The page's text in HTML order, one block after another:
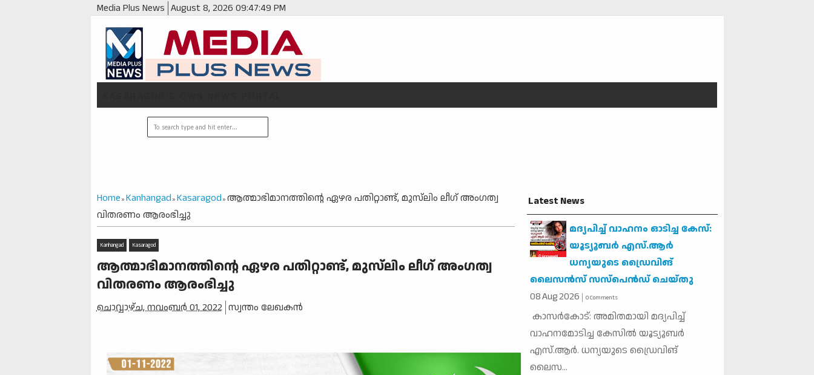
Media Plus News August 8, 2026 09:47:50 PM
Home » Kanhangad » Kasaragod » ആത്മാഭിമാനത്തിന്റെ ഏഴര പതിറ്റാണ്ട്, മുസ്‌ലിം ലീഗ് അംഗത്വ
വിതരണം ആരംഭിച്ചു
Kanhangad Kasaragod
ആത്മാഭിമാനത്തിന്റെ ഏഴര പതിറ്റാണ്ട്, മുസ്‌ലിം ലീഗ് അംഗത്വ
വിതരണം ആരംഭിച്ചു
ചൊവ്വാഴ്ച, നവംബർ 01, 2022 സ്വന്തം ലേഖകന്‍
Latest News
മദ്യപിച്ച് വാഹനം ഓടിച്ച കേസ്:
യൂട്യൂബര്‍ എസ്.ആര്‍
ധന്യയുടെ ഡ്രൈവിങ്
ലൈസന്‍സ് സസ്‌പെന്‍ഡ് ചെയ്തു
08Aug2026 0 Comments
കാസര്‍കോട്: അമിതമായി മദ്യപിച്ച്
വാഹനമോടിച്ച കേസില്‍ യൂട്യൂബര്‍
എസ്.ആര്‍. ധന്യയുടെ ഡ്രൈവിങ്
ലൈസ...